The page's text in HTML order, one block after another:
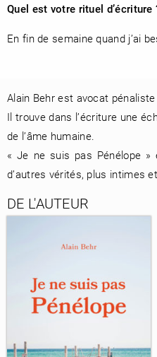
Alain Behr est avocat
Il trouve dans l’écriture une
de l’âme humaine.
« Je ne suis pas Pénélope »
d’autres vérités, plus intimes
DE L'AUTEUR
Quel est votre rituel d’écriture
En fin de semaine quand j’ai